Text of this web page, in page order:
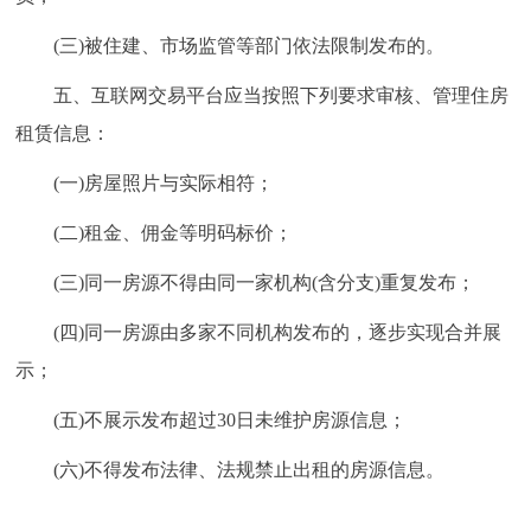
(三)被住建、市场监管等部门依法限制发布的。
五、互联网交易平台应当按照下列要求审核、管理住房
租赁信息：
(一)房屋照片与实际相符；
(二)租金、佣金等明码标价；
(三)同一房源不得由同一家机构(含分支)重复发布；
(四)同一房源由多家不同机构发布的，逐步实现合并展
示；
(五)不展示发布超过30日未维护房源信息；
(六)不得发布法律、法规禁止出租的房源信息。